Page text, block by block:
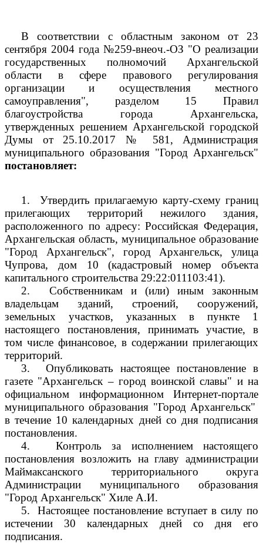
В соответствии с областным законом от 23
сентября 2004 года №259-внеоч.-ОЗ "О реализации
государственных полномочий Архангельской
области в сфере правового регулирования
организации и осуществления местного
самоуправления", разделом 15 Правил
благоустройства города Архангельска,
утвержденных решением Архангельской городской
Думы от 25.10.2017 № 581, Администрация
муниципального образования "Город Архангельск"
постановляет:
1.
Утвердить прилагаемую карту-схему границ
прилегающих территорий нежилого здания,
расположенного по адресу: Российская Федерация,
Архангельская область, муниципальное образование
"Город Архангельск", город Архангельск, улица
Чупрова, дом 10 (кадастровый номер объекта
капитального строительства 29:22:011103:41).
2.
Собственникам и (или) иным законным
владельцам зданий, строений, сооружений,
земельных участков, указанных в пункте 1
настоящего постановления, принимать участие, в
том числе финансовое, в содержании прилегающих
территорий.
3.
Опубликовать настоящее постановление в
газете "Архангельск – город воинской славы" и на
официальном информационном Интернет-портале
муниципального образования "Город Архангельск"
в течение 10 календарных дней со дня подписания
постановления.
4.
Контроль за исполнением настоящего
постановления возложить на главу администрации
Маймаксанского территориального округа
Администрации муниципального образования
"Город Архангельск" Хиле А.И.
5.
Настоящее постановление вступает в силу по
истечении 30 календарных дней со дня его
подписания.